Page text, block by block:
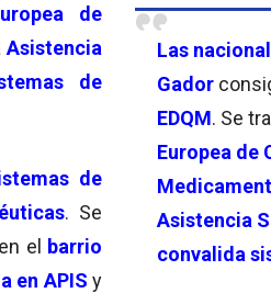
Las
Gador
EDQM. Se
Europea de
Asistencia
convalida
de
Asistencia
de
de
. Se
el barrio
en APIS y